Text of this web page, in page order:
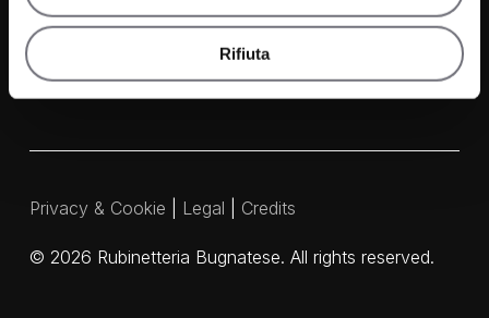
Rifiuta
Our Agents
Privacy & Cookie Legal Credits
© 2026 Rubinetteria Bugnatese. All rights reserved.